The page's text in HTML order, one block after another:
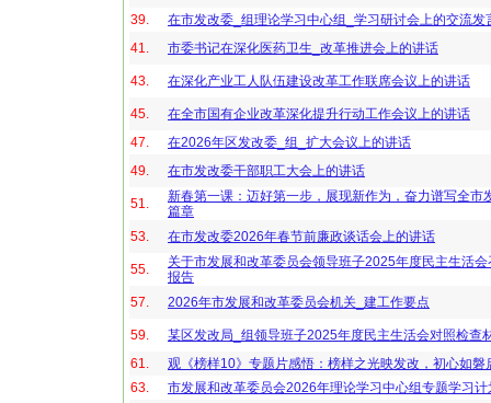
39.
在市发改委_组理论学习中心组_学习研讨会上的交流发
41.
市委书记在深化医药卫生_改革推进会上的讲话
43. 在深化产业工人队伍建设改革工作联席会议上的讲话
45.
在全市国有企业改革深化提升行动工作会议上的讲话
47.
在2026年区发改委_组_扩大会议上的讲话
49.
在市发改委干部职工大会上的讲话
51.
新春第一课：迈好第一步，展现新作为，奋力谱写全市
篇章
53.
在市发改委2026年春节前廉政谈话会上的讲话
55.
关于市发展和改革委员会领导班子2025年度民主生活
报告
57.
2026年市发展和改革委员会机关_建工作要点
59.
某区发改局_组领导班子2025年度民主生活会对照检查
61.
观《榜样10》专题片感悟：榜样之光映发改，初心如磐
63.
市发展和改革委员会2026年理论学习中心组专题学习计